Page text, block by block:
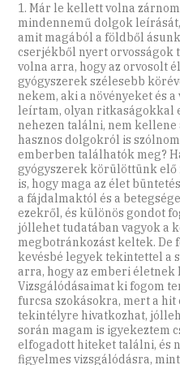
1. Már le kellett volna
mindennemű dolgok
amit magából a földből
cserjékből nyert orvosságok
volna arra, hogy az orvosolt
gyógyszerek szélesebb
nekem, aki a növényeket és
leírtam, olyan ritkaságokkal
nehezen találni, nem
hasznos dolgokról is
emberben találhatók meg?
gyógyszerek körülöttünk
is, hogy maga az élet
a fájdalmaktól és a
ezekről, és különös gondot
jóllehet tudatában vagyok a
megbotránkozást keltek. De
kevésbé legyek tekintettel a
arra, hogy az emberi életnek
Vizsgálódásaimat ki fogom
furcsa szokásokra, mert a hit
tekintélyre hivatkozhat,
során magam is igyekeztem
elfogadott hiteket találni, és
figyelmes vizsgálódásra,